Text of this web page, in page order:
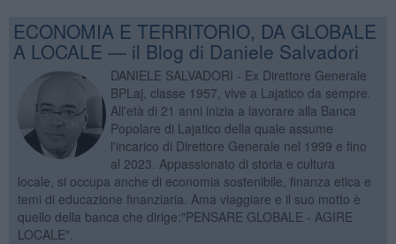
ECONOMIA E TERRITORIO, DA GLOBALE
A LOCALE — il Blog di Daniele Salvadori
DANIELE SALVADORI - Ex Direttore Generale
BPLaj, classe 1957, vive a Lajatico da sempre.
All'età di 21 anni inizia a lavorare alla Banca
Popolare di Lajatico della quale assume
l'incarico di Direttore Generale nel 1999 e fino
al 2023. Appassionato di storia e cultura
locale, si occupa anche di economia sostenibile, finanza etica e
temi di educazione finanziaria. Ama viaggiare e il suo motto è
quello della banca che dirige:"PENSARE GLOBALE - AGIRE
LOCALE".